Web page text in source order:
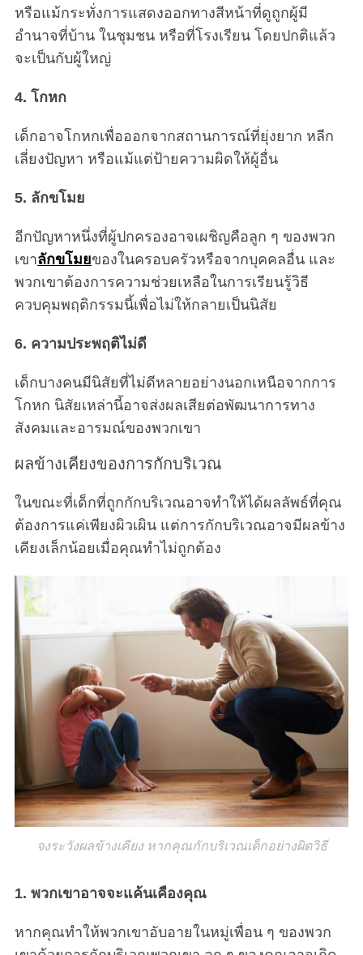
หรือแม้กระทั่งการแสดงออกทางสีหน้าที่ดูถูกผู้มี
อำนาจที่บ้าน ในชุมชน หรือที่โรงเรียน โดยปกติแล้ว
จะเป็นกับผู้ใหญ่
4. โกหก
เด็กอาจโกหกเพื่อออกจากสถานการณ์ที่ยุ่งยาก หลีก
เลี่ยงปัญหา หรือแม้แต่ป้ายความผิดให้ผู้อื่น
5. ลักขโมย
อีกปัญหาหนึ่งที่ผู้ปกครองอาจเผชิญคือลูก ๆ ของพวก
เขาลักขโมยของในครอบครัวหรือจากบุคคลอื่น และ
พวกเขาต้องการความช่วยเหลือในการเรียนรู้วิธี
ควบคุมพฤติกรรมนี้เพื่อไม่ให้กลายเป็นนิสัย
6. ความประพฤติไม่ดี
เด็กบางคนมีนิสัยที่ไม่ดีหลายอย่างนอกเหนือจากการ
โกหก นิสัยเหล่านี้อาจส่งผลเสียต่อพัฒนาการทาง
สังคมและอารมณ์ของพวกเขา
ผลข้างเคียงของการกักบริเวณ
ในขณะที่เด็กที่ถูกกักบริเวณอาจทำให้ได้ผลลัพธ์ที่คุณ
ต้องการแค่เพียงผิวเผิน แต่การกักบริเวณอาจมีผลข้าง
เคียงเล็กน้อยเมื่อคุณทำไม่ถูกต้อง
จงระวังผลข้างเคียง หากคุณกักบริเวณเด็กอย่างผิดวิธี
1. พวกเขาอาจจะแค้นเคืองคุณ
หากคุณทำให้พวกเขาอับอายในหมู่เพื่อน ๆ ของพวก